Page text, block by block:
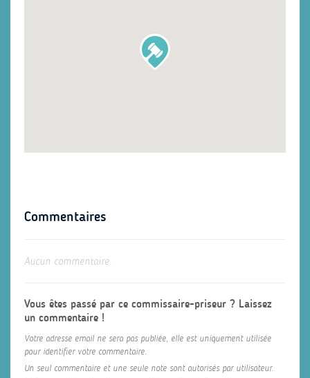
Commentaires
Aucun commentaire.
Vous êtes passé par ce commissaire-priseur ? Laissez
un commentaire !
Votre adresse email ne sera pas publiée, elle est uniquement utilisée
pour identifier votre commentaire.
Un seul commentaire et une seule note sont autorisés par utilisateur.